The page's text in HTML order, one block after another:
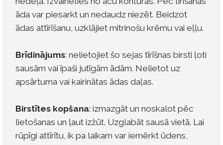
āda var piesarkt un nedaudz niezēt. Beidzot
ādas attīrīšanu, uzklājiet mitrinošu krēmu vai eļļu.
Brīdinājums: nelietojiet šo sejas tīrīšnas birsti ļoti
sausām vai īpaši jutīgām ādām. Nelietot uz
apsārtuma vai kairinātas ādas daļas.
Birstītes kopšana: izmazgāt un noskalot pēc
lietošanas un ļaut izžūt. Uzglabāt sausā vietā. Lai
rūpīgi attīrītu, ik pa laikam var iemērkt ūdens,